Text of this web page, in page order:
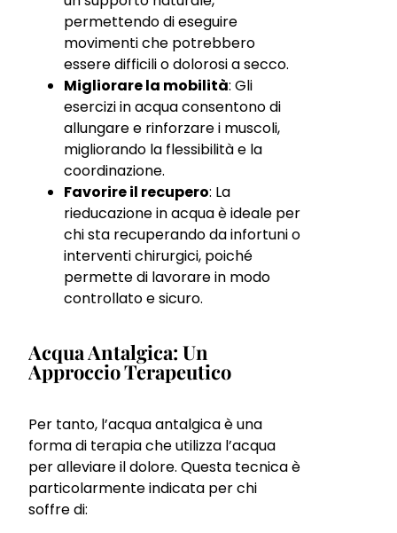
permettendo di eseguire
movimenti che potrebbero
essere difficili o dolorosi a secco.
Migliorare la mobilità: Gli
esercizi in acqua consentono di
allungare e rinforzare i muscoli,
migliorando la flessibilità e la
coordinazione.
Favorire il recupero: La
rieducazione in acqua è ideale per
chi sta recuperando da infortuni o
interventi chirurgici, poiché
permette di lavorare in modo
controllato e sicuro.
Acqua Antalgica: Un
Approccio Terapeutico
Per tanto, l’acqua antalgica è una
forma di terapia che utilizza l’acqua
per alleviare il dolore. Questa tecnica è
particolarmente indicata per chi
soffre di: